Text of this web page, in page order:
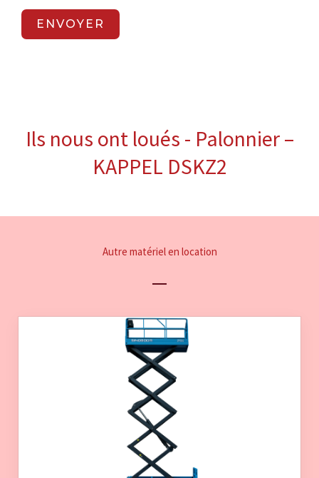
ENVOYER
Ils nous ont loués - Palonnier –
KAPPEL DSKZ2
Autre matériel en location